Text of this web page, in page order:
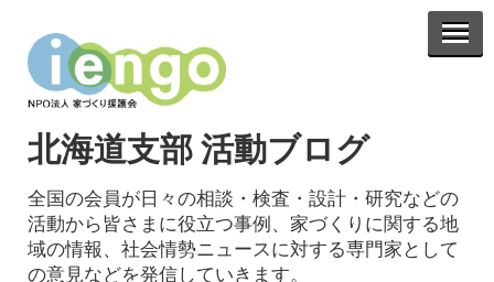
北海道支部 活動ブログ
全国の会員が日々の相談・検査・設計・研究などの
活動から皆さまに役立つ事例、家づくりに関する地
域の情報、社会情勢ニュースに対する専門家として
の意見などを発信していきます。